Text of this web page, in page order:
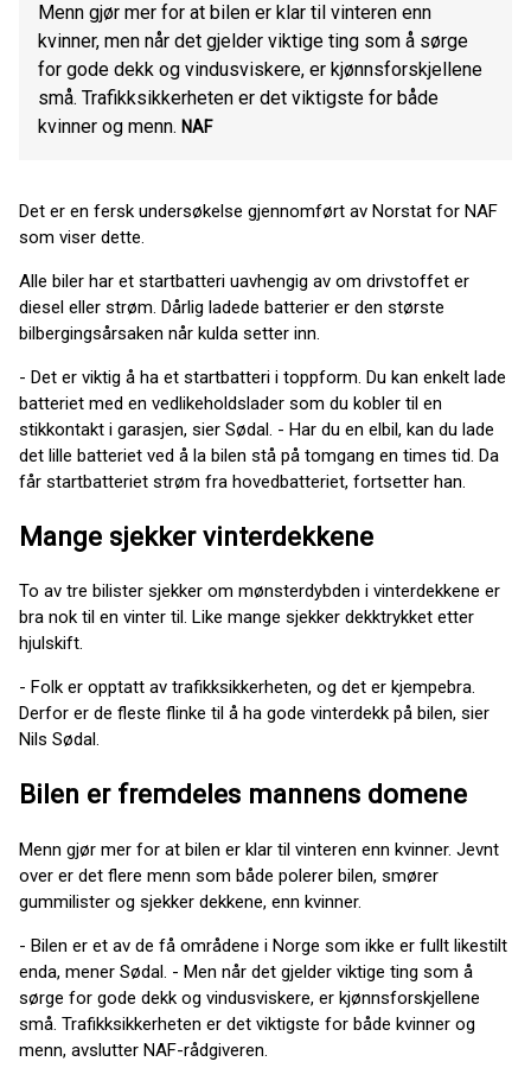
Menn gjør mer for at bilen er klar til vinteren enn
kvinner, men når det gjelder viktige ting som å sørge
for gode dekk og vindusviskere, er kjønnsforskjellene
små. Trafikksikkerheten er det viktigste for både
kvinner og menn. NAF
Det er en fersk undersøkelse gjennomført av Norstat for NAF
som viser dette.
Alle biler har et startbatteri uavhengig av om drivstoffet er
diesel eller strøm. Dårlig ladede batterier er den største
bilbergingsårsaken når kulda setter inn.
- Det er viktig å ha et startbatteri i toppform. Du kan enkelt lade
batteriet med en vedlikeholdslader som du kobler til en
stikkontakt i garasjen, sier Sødal. - Har du en elbil, kan du lade
det lille batteriet ved å la bilen stå på tomgang en times tid. Da
får startbatteriet strøm fra hovedbatteriet, fortsetter han.
Mange sjekker vinterdekkene
To av tre bilister sjekker om mønsterdybden i vinterdekkene er
bra nok til en vinter til. Like mange sjekker dekktrykket etter
hjulskift.
- Folk er opptatt av trafikksikkerheten, og det er kjempebra.
Derfor er de fleste flinke til å ha gode vinterdekk på bilen, sier
Nils Sødal.
Bilen er fremdeles mannens domene
Menn gjør mer for at bilen er klar til vinteren enn kvinner. Jevnt
over er det flere menn som både polerer bilen, smører
gummilister og sjekker dekkene, enn kvinner.
- Bilen er et av de få områdene i Norge som ikke er fullt likestilt
enda, mener Sødal. - Men når det gjelder viktige ting som å
sørge for gode dekk og vindusviskere, er kjønnsforskjellene
små. Trafikksikkerheten er det viktigste for både kvinner og
menn, avslutter NAF-rådgiveren.